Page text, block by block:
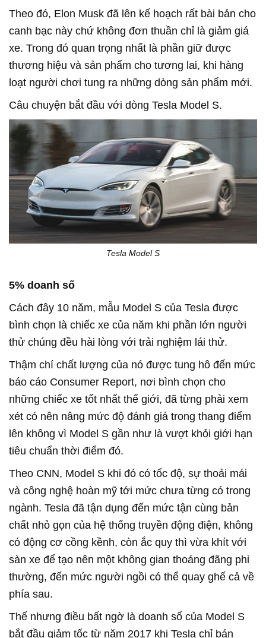
Theo đó, Elon Musk đã lên kế hoạch rất bài bản cho
canh bạc này chứ không đơn thuần chỉ là giảm giá
xe. Trong đó quan trọng nhất là phần giữ được
thương hiệu và sản phẩm cho tương lai, khi hàng
loạt người chơi tung ra những dòng sản phẩm mới.
Câu chuyện bắt đầu với dòng Tesla Model S.
Tesla Model S
5% doanh số
Cách đây 10 năm, mẫu Model S của Tesla được
bình chọn là chiếc xe của năm khi phần lớn người
thử chúng đều hài lòng với trải nghiệm lái thử.
Thậm chí chất lượng của nó được tung hô đến mức
báo cáo Consumer Report, nơi bình chọn cho
những chiếc xe tốt nhất thế giới, đã từng phải xem
xét có nên nâng mức độ đánh giá trong thang điểm
lên không vì Model S gần như là vượt khỏi giới hạn
tiêu chuẩn thời điểm đó.
Theo CNN, Model S khi đó có tốc độ, sự thoải mái
và công nghệ hoàn mỹ tới mức chưa từng có trong
ngành. Tesla đã tận dụng đến mức tận cùng bản
chất nhỏ gọn của hệ thống truyền động điện, không
có động cơ cồng kềnh, còn ắc quy thì vừa khít với
sàn xe để tạo nên một không gian thoáng đãng phi
thường, đến mức người ngồi có thể quay ghế cả về
phía sau.
Thế nhưng điều bất ngờ là doanh số của Model S
bắt đầu giảm tốc từ năm 2017 khi Tesla chỉ bán